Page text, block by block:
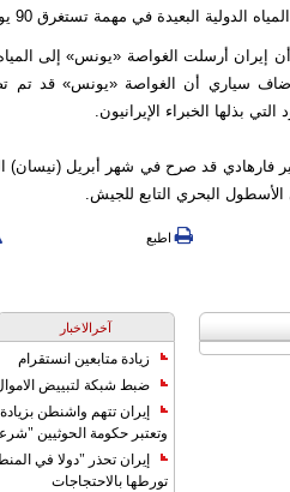
الدولية البعيدة في مهمة تستغرق 90 يوما.
أن إيران أرسلت الغواصة «يونس» إلى
سياري أن الغواصة «يونس» قد تم
بذلها الخبراء الإيرانيون.
فارهادي قد صرح في شهر أبريل (نيسان)
اطبع
آخرالاخبار
زيادة متابعين انستقرام
ضبط شبكة لتبييض
إيران تتهم واشنطن
وتعتبر حكومة الحوثيين
إيران تحذر "دولا في
تورطها بالاحتجاجات